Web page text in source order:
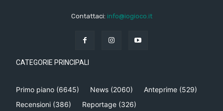
Contattaci: info@iogioco.it
CATEGORIE PRINCIPALI
Primo piano (6645) News (2060) Anteprime (529)
Recensioni (386) Reportage (326)